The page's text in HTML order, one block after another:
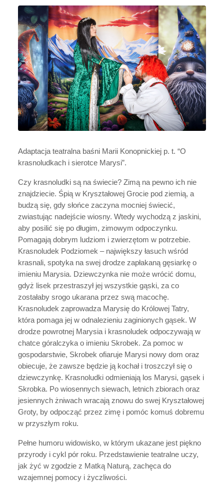
Adaptacja teatralna baśni Marii Konopnickiej p. t. “O
krasnoludkach i sierotce Marysi”.
Czy krasnoludki są na świecie? Zimą na pewno ich nie
znajdziecie. Śpią w Kryształowej Grocie pod ziemią, a
budzą się, gdy słońce zaczyna mocniej świecić,
zwiastując nadejście wiosny. Wtedy wychodzą z jaskini,
aby posilić się po długim, zimowym odpoczynku.
Pomagają dobrym ludziom i zwierzętom w potrzebie.
Krasnoludek Podziomek – największy łasuch wśród
krasnali, spotyka na swej drodze zapłakaną gęsiarkę o
imieniu Marysia. Dziewczynka nie może wrócić domu,
gdyż lisek przestraszył jej wszystkie gąski, za co
zostałaby srogo ukarana przez swą macochę.
Krasnoludek zaprowadza Marysię do Królowej Tatry,
która pomaga jej w odnalezieniu zaginionych gąsek. W
drodze powrotnej Marysia i krasnoludek odpoczywają w
chatce góralczyka o imieniu Skrobek. Za pomoc w
gospodarstwie, Skrobek ofiaruje Marysi nowy dom oraz
obiecuje, że zawsze będzie ją kochał i troszczył się o
dziewczynkę. Krasnoludki odmieniają los Marysi, gąsek i
Skrobka. Po wiosennych siewach, letnich zbiorach oraz
jesiennych żniwach wracają znowu do swej Kryształowej
Groty, by odpocząć przez zimę i pomóc komuś dobremu
w przyszłym roku.
Pełne humoru widowisko, w którym ukazane jest piękno
przyrody i cykl pór roku. Przedstawienie teatralne uczy,
jak żyć w zgodzie z Matką Naturą, zachęca do
wzajemnej pomocy i życzliwości.